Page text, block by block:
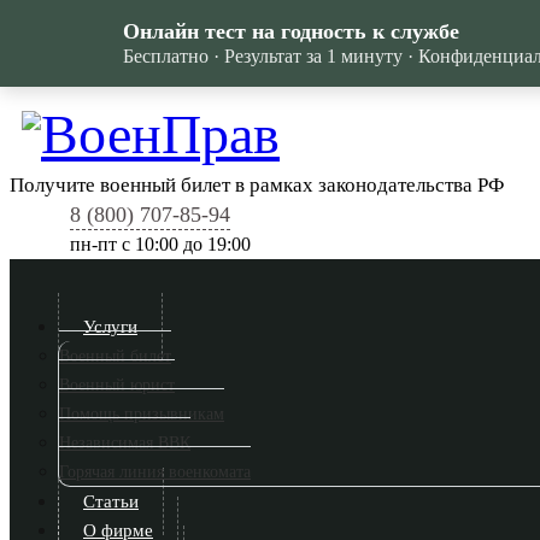
Получите военный билет в рамках законодательства РФ
8 (800) 707-85-94
пн-пт c 10:00 до 19:00
Услуги
Военный билет
Военный юрист
Помощь призывникам
Независимая ВВК
Горячая линия военкомата
Статьи
О фирме
Онлайн тест на годность к службе
Бесплатно · Результат за 1 минуту ·